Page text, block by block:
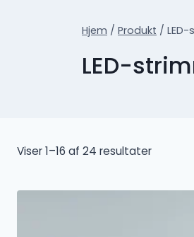
Hjem / Produkt /
LED-
Viser 1–16 af 24 resultater